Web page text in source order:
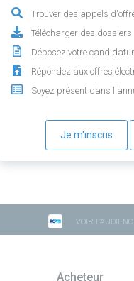
Trouver des appels
Télécharger des
Déposez votre
Répondez aux offres
Soyez présent dans
Je m'inscris
VOIR
Acheteur